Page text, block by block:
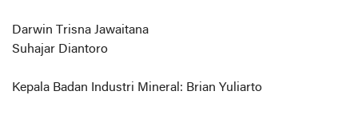
Darwin Trisna Jawaitana
Suhajar Diantoro
Kepala Badan Industri Mineral: Brian Yuliarto